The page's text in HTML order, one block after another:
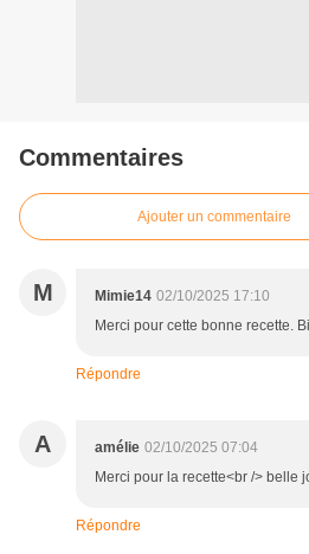
Commentaires
Ajouter un commentaire
M Mimie14 02/10/2025 17:10
Merci pour cette bonne recette.
Répondre
A amélie 02/10/2025 07:04
Merci pour la recette<br /> belle
Répondre